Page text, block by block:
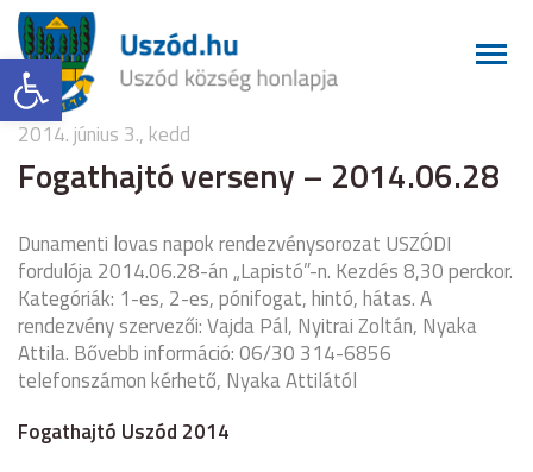
Eszköztár megnyitása
2014. június 3., kedd
Fogathajtó verseny – 2014.06.28
Dunamenti lovas napok rendezvénysorozat USZÓDI
fordulója 2014.06.28-án „Lapistó”-n. Kezdés 8,30 perckor.
Kategóriák: 1-es, 2-es, pónifogat, hintó, hátas. A
rendezvény szervezői: Vajda Pál, Nyitrai Zoltán, Nyaka
Attila. Bővebb információ: 06/30 314-6856
telefonszámon kérhető, Nyaka Attilától
Fogathajtó Uszód 2014